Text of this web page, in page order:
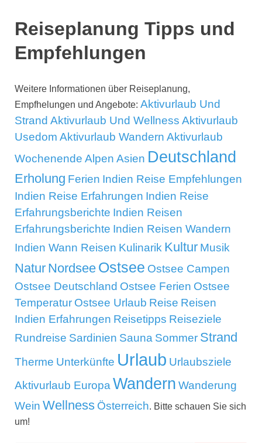
Reiseplanung Tipps und
Empfehlungen
Weitere Informationen über Reiseplanung,
Empfhelungen und Angebote: Aktivurlaub Und
Strand Aktivurlaub Und Wellness Aktivurlaub
Usedom Aktivurlaub Wandern Aktivurlaub
Wochenende Alpen Asien Deutschland
Erholung Ferien Indien Reise Empfehlungen
Indien Reise Erfahrungen Indien Reise
Erfahrungsberichte Indien Reisen
Erfahrungsberichte Indien Reisen Wandern
Indien Wann Reisen Kulinarik Kultur Musik
Natur Nordsee Ostsee Ostsee Campen
Ostsee Deutschland Ostsee Ferien Ostsee
Temperatur Ostsee Urlaub Reise Reisen
Indien Erfahrungen Reisetipps Reiseziele
Rundreise Sardinien Sauna Sommer Strand
Therme Unterkünfte Urlaub Urlaubsziele
Aktivurlaub Europa Wandern Wanderung
Wein Wellness Österreich. Bitte schauen Sie sich
um!